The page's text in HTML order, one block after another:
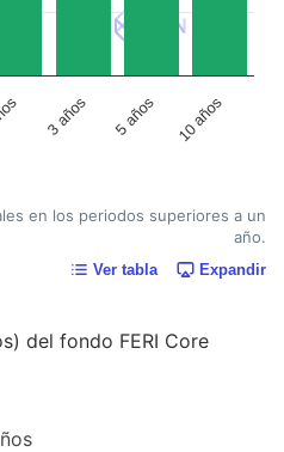
3 años 5 años 10 años
en los periodos superiores a un
año.
Ver tabla Expandir
del fondo FERI Core